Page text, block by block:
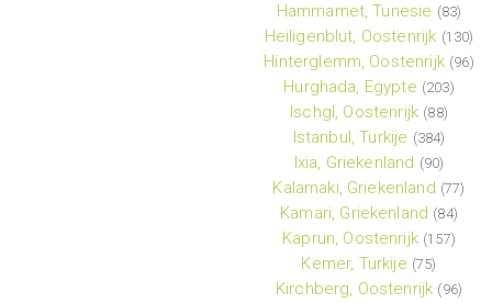
Hammamet, Tunesie (83)
Heiligenblut, Oostenrijk (130)
Hinterglemm, Oostenrijk (96)
Hurghada, Egypte (203)
Ischgl, Oostenrijk (88)
Istanbul, Turkije (384)
Ixia, Griekenland (90)
Kalamaki, Griekenland (77)
Kamari, Griekenland (84)
Kaprun, Oostenrijk (157)
Kemer, Turkije (75)
Kirchberg, Oostenrijk (96)